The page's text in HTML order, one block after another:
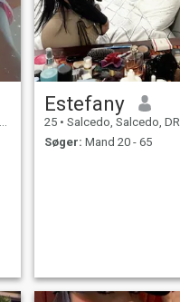
Estefany
25 • Salcedo, Salcedo, DR Dominikanske
Søger: Mand 20 - 65